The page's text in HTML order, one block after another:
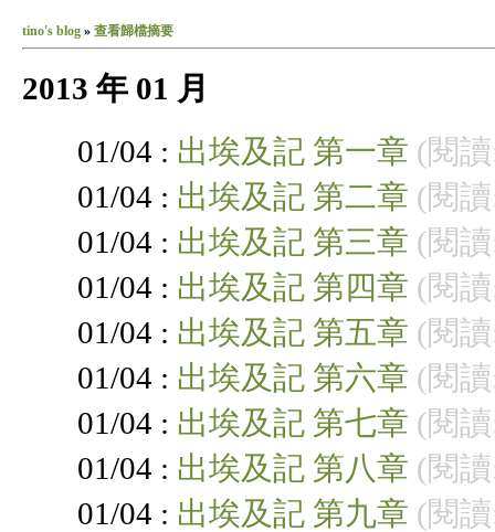
tino's blog » 查看歸檔摘要
2013 年 01 月
01/04 : 出埃及記 第一章 (閱
01/04 : 出埃及記 第二章 (閱
01/04 : 出埃及記 第三章 (閱
01/04 : 出埃及記 第四章 (閱
01/04 : 出埃及記 第五章 (閱
01/04 : 出埃及記 第六章 (閱
01/04 : 出埃及記 第七章 (閱
01/04 : 出埃及記 第八章 (閱
01/04 : 出埃及記 第九章 (閱